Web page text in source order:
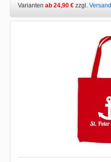
Varianten ab 24,90 € zzgl. Versand